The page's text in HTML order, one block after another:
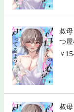
叔
つ
叔